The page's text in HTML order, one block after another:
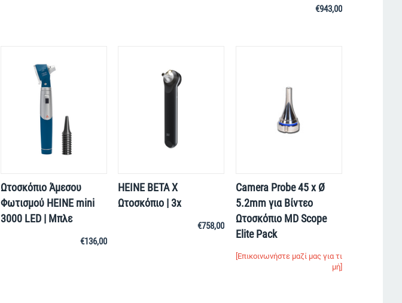
€943,00
Ωτοσκόπιο Άμεσου
Φωτισμού HEINE mini
3000 LED | Μπλε
€136,00
HEINE BETA X
Ωτοσκόπιο | 3x
€758,00
Camera Probe 45 x Ø
5.2mm για Βίντεο
Ωτοσκόπιο MD Scope
Elite Pack
[Επικοινωνήστε μαζί μας για τι
μή]